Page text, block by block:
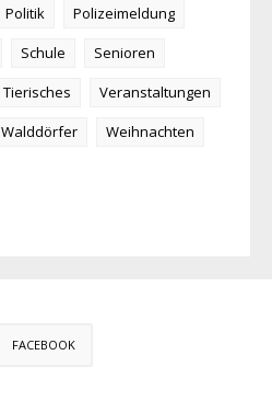
Politik
Polizeimeldung
Schule
Senioren
Tierisches
Veranstaltungen
Walddörfer
Weihnachten
FACEBOOK